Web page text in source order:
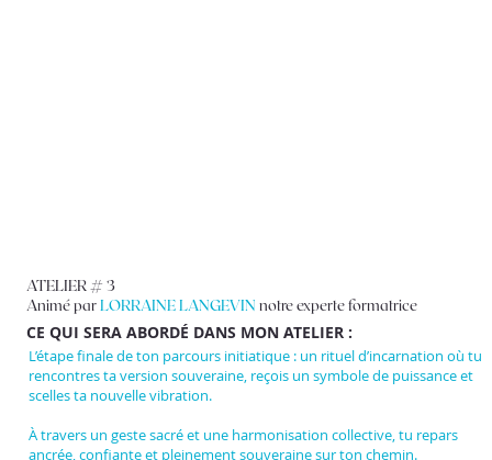
ATELIER # 3
Animé parLORRAINE LANGEVIN notre experte formatrice
CE QUI SERA ABORDÉ DANS MON ATELIER :
L’étape finale de ton parcours initiatique : un rituel d’incarnation où tu
rencontres ta version souveraine, reçois un symbole de puissance et
scelles ta nouvelle vibration.
À travers un geste sacré et une harmonisation collective, tu repars
ancrée, confiante et pleinement souveraine sur ton chemin.